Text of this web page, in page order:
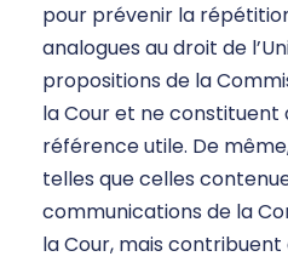
pour prévenir la
analogues au droit de
propositions de la
la Cour et ne constituent
référence utile. De
telles que celles
communications de la
la Cour, mais